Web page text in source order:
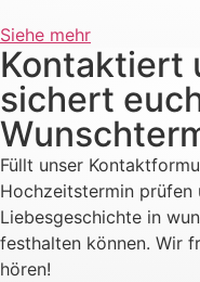
Siehe mehr
Kontaktiert
sichert
Füllt unser
Hochzeitstermin prüfen
Liebesgeschichte in
festhalten können. Wir
hören!